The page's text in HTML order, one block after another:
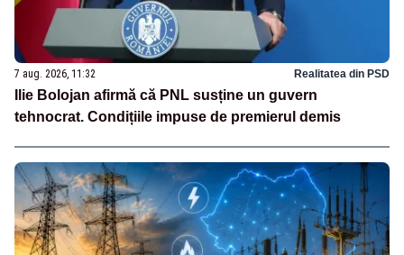
7 aug. 2026, 11:32 Realitatea din PSD
Ilie Bolojan afirmă că PNL susține un guvern
tehnocrat. Condițiile impuse de premierul demis